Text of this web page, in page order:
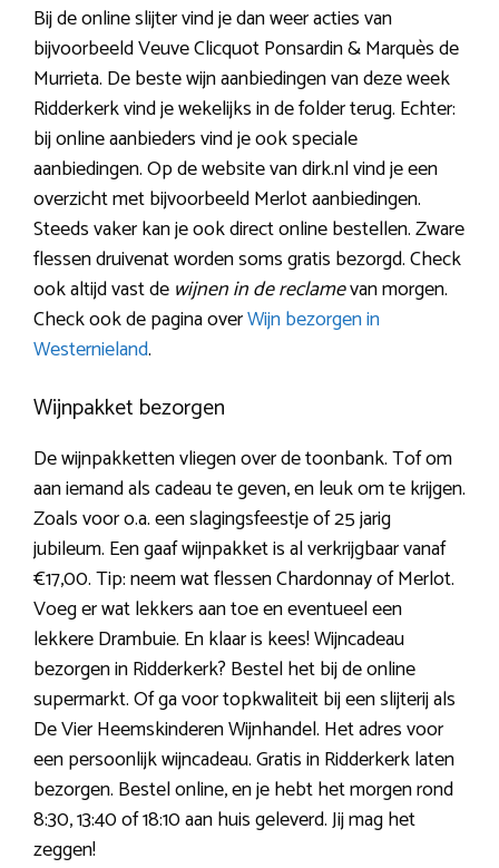
Bij de online slijter vind je dan weer acties van
bijvoorbeeld Veuve Clicquot Ponsardin & Marquès de
Murrieta. De beste wijn aanbiedingen van deze week
Ridderkerk vind je wekelijks in de folder terug. Echter:
bij online aanbieders vind je ook speciale
aanbiedingen. Op de website van dirk.nl vind je een
overzicht met bijvoorbeeld Merlot aanbiedingen.
Steeds vaker kan je ook direct online bestellen. Zware
flessen druivenat worden soms gratis bezorgd. Check
ook altijd vast de wijnen in de reclamevan morgen.
Check ook de pagina overWijn bezorgen in
Westernieland.
Wijnpakket bezorgen
De wijnpakketten vliegen over de toonbank. Tof om
aan iemand als cadeau te geven, en leuk om te krijgen.
Zoals voor o.a. een slagingsfeestje of 25 jarig
jubileum. Een gaaf wijnpakket is al verkrijgbaar vanaf
€17,00. Tip: neem wat flessen Chardonnay of Merlot.
Voeg er wat lekkers aan toe en eventueel een
lekkere Drambuie. En klaar is kees! Wijncadeau
bezorgen in Ridderkerk? Bestel het bij de online
supermarkt. Of ga voor topkwaliteit bij een slijterij als
De Vier Heemskinderen Wijnhandel. Het adres voor
een persoonlijk wijncadeau. Gratis in Ridderkerk laten
bezorgen. Bestel online, en je hebt het morgen rond
8:30, 13:40 of 18:10 aan huis geleverd. Jij mag het
zeggen!